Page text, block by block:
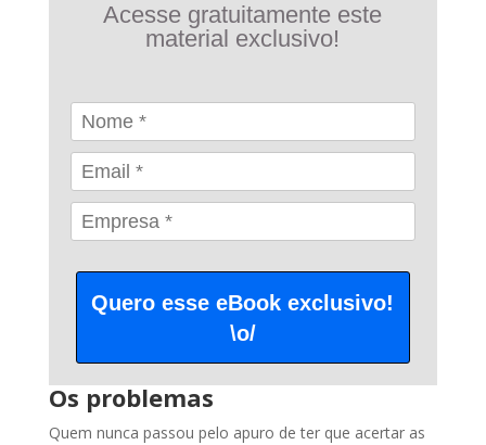
Acesse gratuitamente este
material exclusivo!
Quero esse eBook exclusivo!
\o/
Os problemas
Quem nunca passou pelo apuro de ter que acertar as